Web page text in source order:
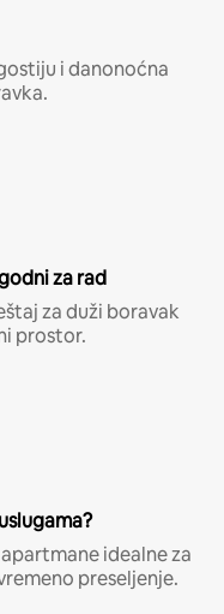
i danonoćna
za rad
za duži boravak
prostor.
idealne za
preseljenje.